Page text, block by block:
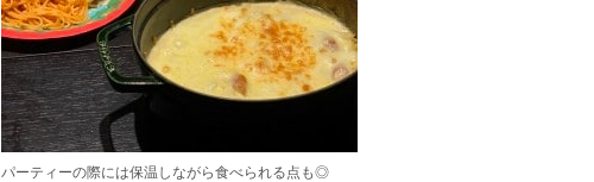
パーティーの際には保温しながら食べられる点も◎